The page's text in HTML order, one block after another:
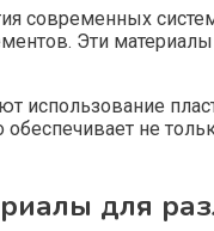
современных
Эти
использование
не
для